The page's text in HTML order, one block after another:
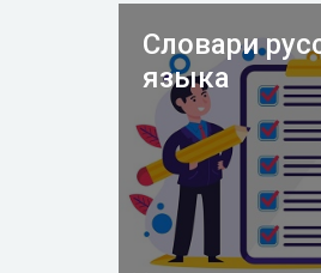
Словари
языка